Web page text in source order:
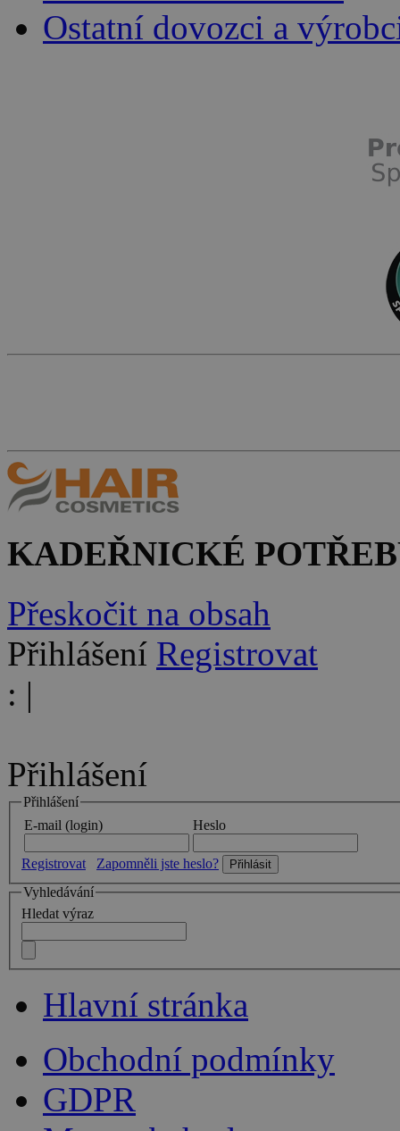
Ostatní dovozci a
KADEŘNICKÉ
Přeskočit na obsah
Přihlášení Registrovat
: |
Přihlášení
Přihlášení
E-mail (login)
Heslo
Registrovat
Zapomněli jste heslo?
Vyhledávání
Hledat výraz
Hlavní stránka
Obchodní podmínky
GDPR